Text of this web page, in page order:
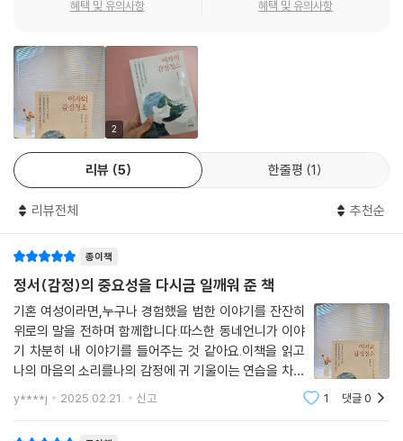
일과 그때 느낀 감정에 대하여 공감해주고 철수의 행동에 초점을 맞추지
들로부터 자주 무시당하면서 자신의 생각을 표현하는 것이 어려워졌고 두
려움을 느꼈다. 그런 마음을 들키지 않으려고 말썽을 부리고 장난을 심하
게 치면서 채워지지 않는 욕구를 과한 행동으로 표현하고 있었다. 그럴수
록 학교에서는 문제 행동에 집중했고 문제아라는 꼬리표를 달았다. 부모인
우리가 아이들을 양육하면서 하는 가장 큰 실수는 행동을 먼저 바라본다는
것이다. 특히 문제 행동이라고 생각하는 것에는 더욱 그렇다. 이때 필요한
것은 문제 행동을 하는 숨겨진 마음이다. 문제아는 없다. 다만 그런 행동을
하게 된 배경이 존재할 뿐이다. 이 글을 읽고 있는 나는 아이의 감정과 행동
를 흔들면서 잠시 멈춰보자. 그리고 그런 행동을 하는 아이의 마음은 어떤
생각한 후 어떤 말을 할지 결정한다. 예의를 중시하는 사회에서 우리는 어
릴 때부터 타인에 대한 친절 교육을 받았지만, 사실 그보다도 중요한 건 자
신에 대한 친절이다. 스스로 물어보자. 나는 나에게 얼마나 친절한지. 내 감
정과 욕구를 얼마나 존중하며 사는지. 그럴 때 타인도 존중하는 사람이 될
수 있다.” 자기를 사랑하고 스스로 친절한 사람은 자신과 상대방에게 상처
주는 말을 하지 않는다. 이들은 갈등을 좋아하지 않기 때문에 피하려는 경
향성을 나타낸다. 그렇지만, 내면에 상처가 많은 사람은 불편하거나 좋지
자신에게 친절한 사람은 생각이나 의견을 말할 때 차분하게 말하고 속도가
리지 않고 자기를 존중하며, 상처 주는 말을 하지 않으려 노력한다. 상대방
의 입장을 고려한다. 그리고 마음에서 들리는 소리에 집중한다. 스스로 물
어보자. 나는 나에게 얼마나 친절한지. 내 감정과 욕구를 얼마나 존중하며
사는지. 그럴 때 타인도 존중하는 사람이 될 수 있다.
마음이 아플 때 약을 먹자
혜택 및 유의사항 혜택 및 유의사항
2
리뷰 5 한줄평 1
리뷰전체 추천순
종이책
정서(감정)의 중요성을 다시금 일깨워 준 책
기혼 여성이라면,누구나 경험했을 법한 이야기를 잔잔히
위로의 말을 전하며 함께합니다.따스한 동네언니가 이야
기 차분히 내 이야기를 들어주는 것 같아요.이책을 읽고
나의 마음의 소리를나의 감정에 귀 기울이는 연습을 차분
히 해 보려고 합니다.어렵지 않으면서도 전문성도 녹아 있
어 더 좋아요^^ 중년 여성에게 추천하는 책입니다♡
y****j 2025.02.21. 신고 1 댓글0